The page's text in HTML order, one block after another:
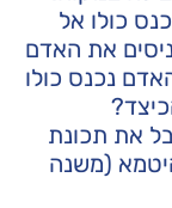
כולו אל
את האדם
נכנס כולו
את תכונת
(משנה